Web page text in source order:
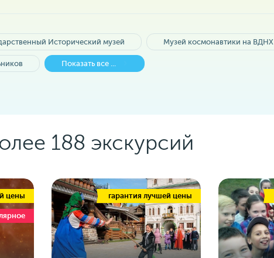
Исторический музей Музей космонавтики на ВДНХ
Показать все ...
188 экскурсий
цены гарантия лучшей цены